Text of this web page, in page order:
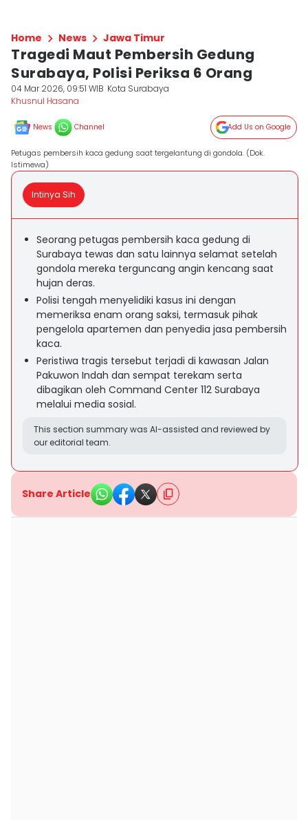
Home News Jawa Timur
Tragedi Maut Pembersih Gedung
Surabaya, Polisi Periksa 6 Orang
04 Mar 2026, 09:51 WIB Kota Surabaya
Khusnul Hasana
News Channel Add Us on Google
Petugas pembersih kaca gedung saat tergelantung di gondola. (Dok.
Istimewa)
Intinya Sih
Seorang petugas pembersih kaca gedung di
Surabaya tewas dan satu lainnya selamat setelah
gondola mereka terguncang angin kencang saat
hujan deras.
Polisi tengah menyelidiki kasus ini dengan
memeriksa enam orang saksi, termasuk pihak
pengelola apartemen dan penyedia jasa pembersih
kaca.
Peristiwa tragis tersebut terjadi di kawasan Jalan
Pakuwon Indah dan sempat terekam serta
dibagikan oleh Command Center 112 Surabaya
melalui media sosial.
This section summary was AI-assisted and reviewed by
our editorial team.
Share Article